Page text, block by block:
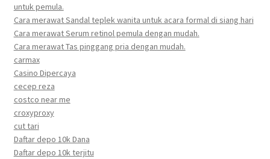
untuk pemula.
Cara merawat Sandal teplek wanita untuk acara formal di siang hari
Cara merawat Serum retinol pemula dengan mudah.
Cara merawat Tas pinggang pria dengan mudah.
carmax
Casino Dipercaya
cecep reza
costco near me
croxyproxy
cut tari
Daftar depo 10k Dana
Daftar depo 10k terjitu